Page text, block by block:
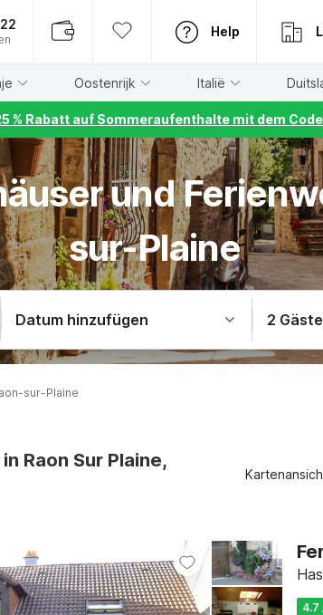
Help
Oostenrijk Italië
% Rabatt auf Sommeraufenthalte mit dem Code
und
sur-Plaine
Datum hinzufügen 2 Gäste
sur-Plaine
Raon Sur Plaine,
4.7